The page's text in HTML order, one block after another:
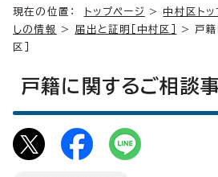
現在の位置： トップページ > 中村区トッ
しの情報
> 届出と証明［中村区］
> 戸籍
区］
戸籍に関するご相談事